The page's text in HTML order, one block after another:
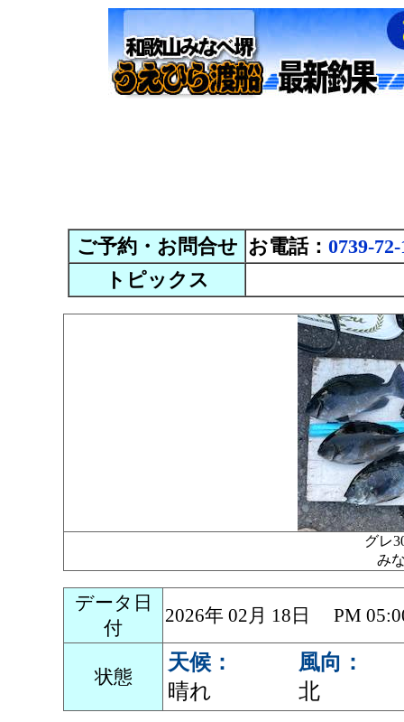
ご予約・お問合せ お電話： 0739-
トピックス
グレ
み
データ日
付
2026年 02月 18日 PM
状態
天候：
晴れ
風向：
北